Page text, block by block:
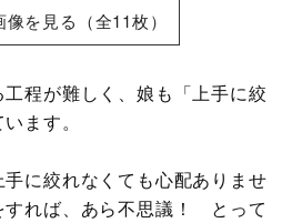
を見る（全11枚）
程が難しく、娘も「上手に絞
ます。
に絞れなくても心配ありませ
すれば、あら不思議！ とって